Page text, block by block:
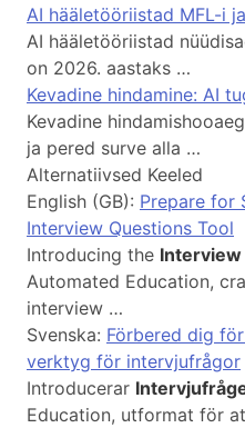
AI hääletööriistad MFL-i
AI hääletööriistad
on 2026. aastaks …
Kevadine hindamine: AI
Kevadine
ja pered surve alla …
Alternatiivsed Keeled
English (GB): Prepare for
Interview Questions Tool
Introducing the
Automated Education,
interview …
Svenska: Förbered dig
verktyg för intervjufrågor
Introducerar
Education, utformat för